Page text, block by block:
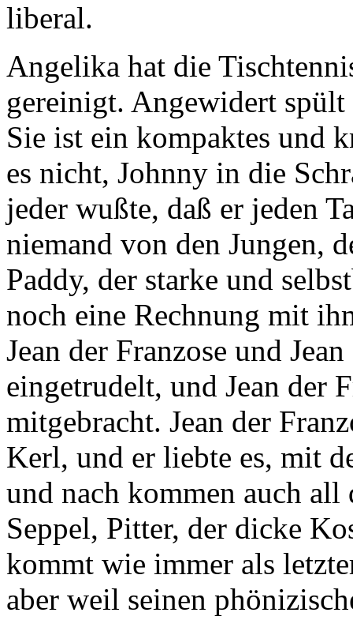
liberal.
Angelika hat die
gereinigt. Angewidert
Sie ist ein kompaktes und
es nicht, Johnny in die
jeder wußte, daß er jeden
niemand von den Jungen,
Paddy, der starke und
noch eine Rechnung mit
Jean der Franzose und
eingetrudelt, und Jean der
mitgebracht. Jean der
Kerl, und er liebte es, mit
und nach kommen auch all
Seppel, Pitter, der dicke
kommt wie immer als
aber weil seinen